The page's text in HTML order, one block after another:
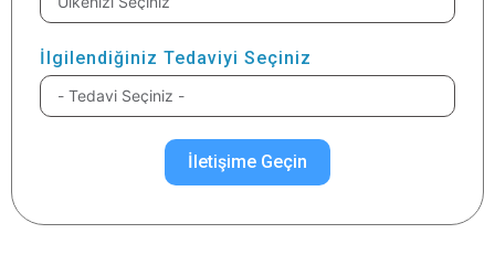
İlgilendiğiniz Tedaviyi Seçiniz
İletişime Geçin